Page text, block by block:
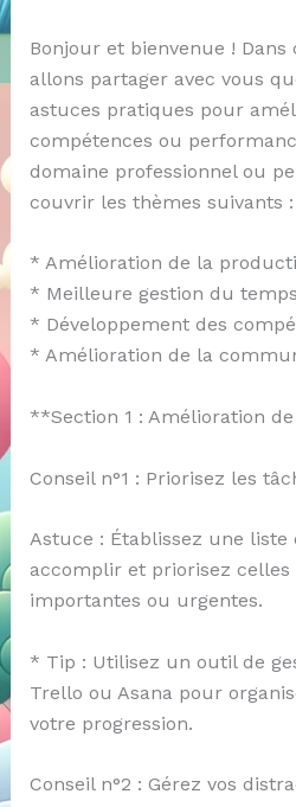
Bonjour et bienvenue !
allons partager avec vous
astuces pratiques pour
compétences ou
domaine professionnel ou
couvrir les thèmes suivants :
* Amélioration de la
* Meilleure gestion du temps
* Développement des
* Amélioration de la
**Section 1 : Amélioration
Conseil n°1 : Priorisez les
Astuce : Établissez une liste
accomplir et priorisez
importantes ou urgentes.
* Tip : Utilisez un outil de
Trello ou Asana pour
votre progression.
Conseil n°2 : Gérez vos